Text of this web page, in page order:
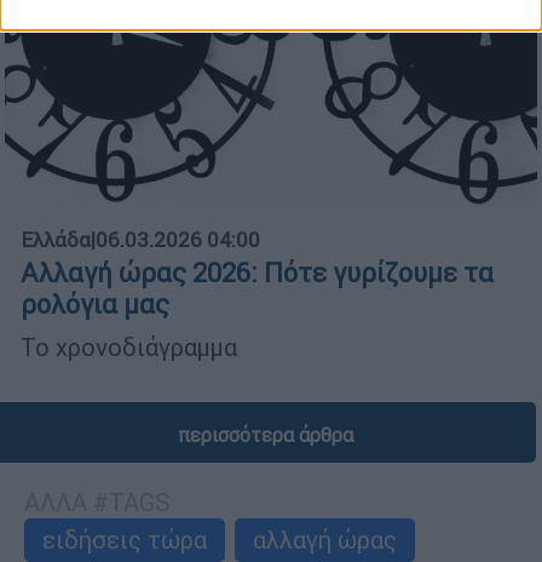
Ελλάδα|06.03.2026 04:00
Αλλαγή ώρας 2026: Πότε γυρίζουμε τα
ρολόγια μας
Το χρονοδιάγραμμα
περισσότερα άρθρα
ειδήσεις τώρα
αλλαγή ώρας